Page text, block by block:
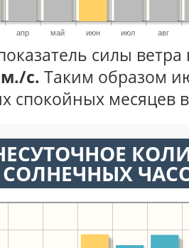
апр май июн июл авг
силы
с. Таким образом
спокойных месяцев
СОЛНЕЧНЫХ